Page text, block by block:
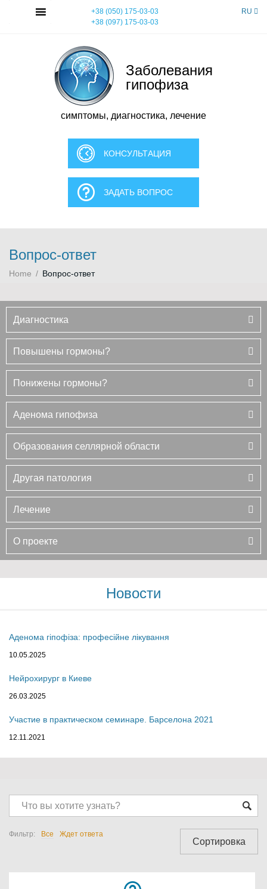
+38 (050) 175-03-03
+38 (097) 175-03-03
RU
Заболевания
гипофиза
симптомы, диагностика, лечение
КОНСУЛЬТАЦИЯ
ЗАДАТЬ ВОПРОС
Вопрос-ответ
Home / Вопрос-ответ
Диагностика
Повышены гормоны?
Понижены гормоны?
Аденома гипофиза
Образования селлярной области
Другая патология
Лечение
О проекте
Новости
Аденома гіпофіза: професійне лікування
10.05.2025
Нейрохирург в Киеве
26.03.2025
Участие в практическом семинаре. Барселона 2021
12.11.2021
Вопрос-
ответ
Фильтр: Все Ждет ответа